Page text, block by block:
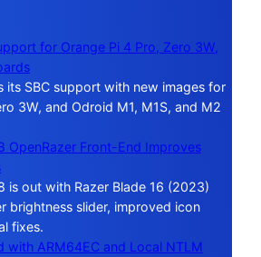
for Orange Pi 4 Pro, Zero 3W,
its SBC support with new images for
3W, and Odroid M1, M1S, and M2
OpenRazer Front-End Improves
is out with Razer Blade 16 (2023)
brightness slider, improved icon
fixes.
with ARM64EC and Local NTLM